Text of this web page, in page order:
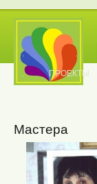
. . .
. ПРОЕКТЫ
Мастера